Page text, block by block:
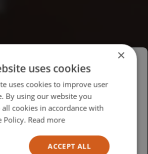
your region/language
×
uses cookies
uses cookies to improve user
By using our website you
cookies in accordance with
Policy. Read more
ACCEPT ALL